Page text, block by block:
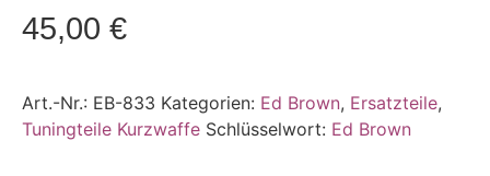
45,00 €
Art.-Nr.: EB-833 Kategorien: Ed Brown, Ersatzteile,
Tuningteile Kurzwaffe Schlüsselwort: Ed Brown